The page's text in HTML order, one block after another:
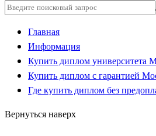
Главная
Информация
Купить диплом университета
Купить диплом с гарантией
Где купить диплом без
Вернуться наверх